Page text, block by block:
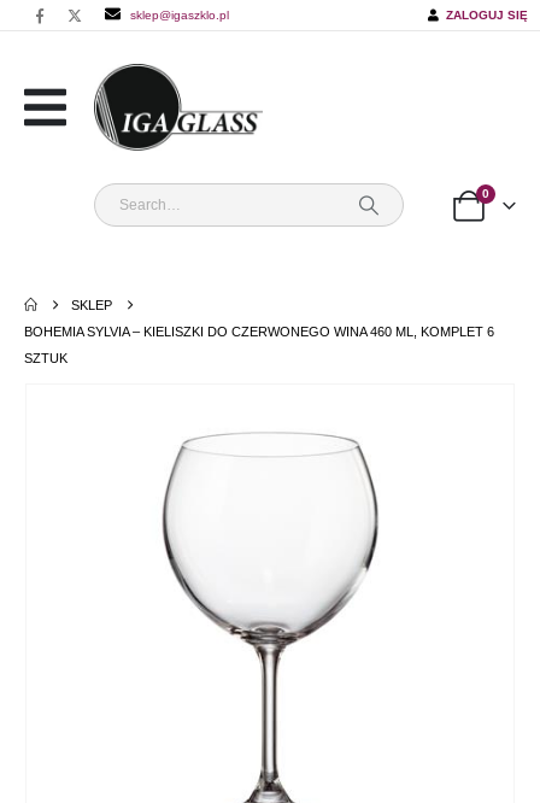
sklep@igaszklo.pl ZALOGUJ SIĘ
0
SKLEP
BOHEMIA SYLVIA – KIELISZKI DO CZERWONEGO WINA 460 ML, KOMPLET 6
SZTUK